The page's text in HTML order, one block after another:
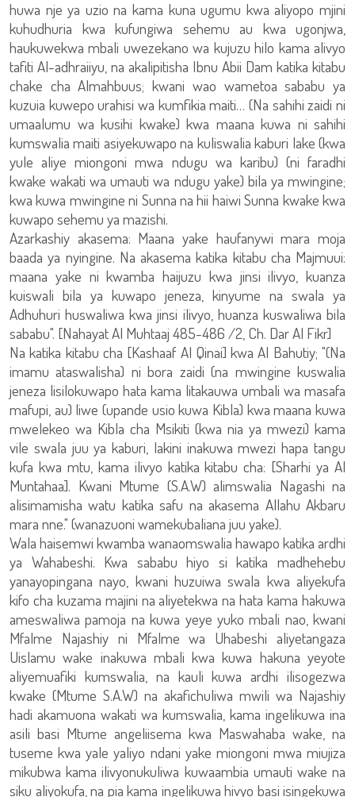
huwa nje ya uzio na kama kuna ugumu kwa aliyopo mjini
kuhudhuria kwa kufungiwa sehemu au kwa ugonjwa,
haukuwekwa mbali uwezekano wa kujuzu hilo kama alivyo
tafiti Al-adhraiiyu, na akalipitisha Ibnu Abii Dam katika kitabu
chake cha Almahbuus; kwani wao wametoa sababu ya
kuzuia kuwepo urahisi wa kumfikia maiti… (Na sahihi zaidi ni
umaalumu wa kusihi kwake) kwa maana kuwa ni sahihi
kumswalia maiti asiyekuwapo na kuliswalia kaburi lake (kwa
yule aliye miongoni mwa ndugu wa karibu) (ni faradhi
kwake wakati wa umauti wa ndugu yake) bila ya mwingine;
kwa kuwa mwingine ni Sunna na hii haiwi Sunna kwake kwa
kuwapo sehemu ya mazishi.
Azarkashiy akasema: Maana yake haufanywi mara moja
baada ya nyingine. Na akasema katika kitabu cha Majmuui:
maana yake ni kwamba haijuzu kwa jinsi ilivyo, kuanza
kuiswali bila ya kuwapo jeneza, kinyume na swala ya
Adhuhuri huswaliwa kwa jinsi ilivyo, huanza kuswaliwa bila
sababu". [Nahayat Al Muhtaaj 485-486 /2, Ch. Dar Al Fikr]
Na katika kitabu cha [Kashaaf Al Qinai] kwa Al Bahutiy; "(Na
imamu ataswalisha) ni bora zaidi (na mwingine kuswalia
jeneza lisilokuwapo hata kama litakauwa umbali wa masafa
mafupi, au) liwe (upande usio kuwa Kibla) kwa maana kuwa
mwelekeo wa Kibla cha Msikiti (kwa nia ya mwezi) kama
vile swala juu ya kaburi, lakini inakuwa mwezi hapa tangu
kufa kwa mtu, kama ilivyo katika kitabu cha: [Sharhi ya Al
Muntahaa]. Kwani Mtume (S.A.W) alimswalia Nagashi na
alisimamisha watu katika safu na akasema Allahu Akbaru
mara nne." (wanazuoni wamekubaliana juu yake).
Wala haisemwi kwamba wanaomswalia hawapo katika ardhi
ya Wahabeshi. Kwa sababu hiyo si katika madhehebu
yanayopingana nayo, kwani huzuiwa swala kwa aliyekufa
kifo cha kuzama majini na aliyetekwa na hata kama hakuwa
ameswaliwa pamoja na kuwa yeye yuko mbali nao, kwani
Mfalme Najashiy ni Mfalme wa Uhabeshi aliyetangaza
Uislamu wake inakuwa mbali kwa kuwa hakuna yeyote
aliyemuafiki kumswalia, na kauli kuwa ardhi ilisogezwa
kwake (Mtume S.A.W) na akafichuliwa mwili wa Najashiy
hadi akamuona wakati wa kumswalia, kama ingelikuwa ina
asili basi Mtume angeliisema kwa Maswahaba wake, na
tuseme kwa yale yaliyo ndani yake miongoni mwa miujiza
mikubwa kama ilivyonukuliwa kuwaambia umauti wake na
siku aliyokufa, na pia kama ingelikuwa hivyo basi isingekuwa